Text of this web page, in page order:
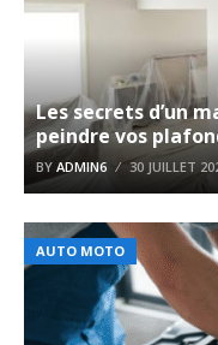
Les secrets d’un
peindre vos
BY ADMIN6 30 JUILLET
AUTO MOTO